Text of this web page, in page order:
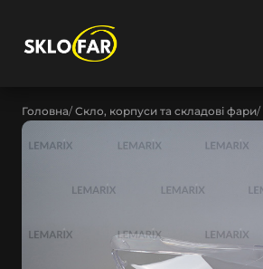
Головна Скло, корпуси та складові фари